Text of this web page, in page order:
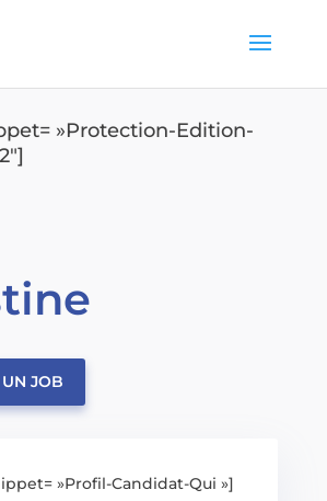
»Protection-Edition-
JOB
»Profil-Candidat-Qui »]